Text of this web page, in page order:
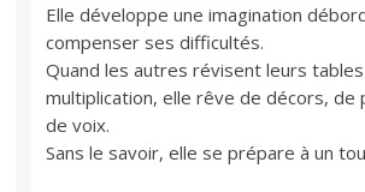
Elle développe une imagination
compenser ses difficultés.
Quand les autres révisent leurs
multiplication, elle rêve de décors, de
de voix.
Sans le savoir, elle se prépare à un